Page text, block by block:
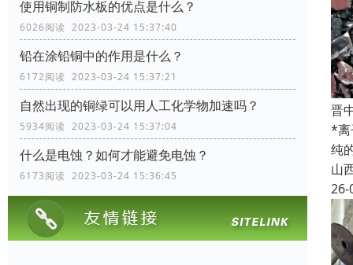
使用铜制防水板的优点是什么？
6026阅读 2023-03-24 15:37:40
铅在涂铅铜中的作用是什么？
6172阅读 2023-03-24 15:37:21
自然出现的铜绿可以用人工化学物加速吗？
5934阅读 2023-03-24 15:37:04
什么是电蚀？如何才能避免电蚀？
6173阅读 2023-03-24 15:36:45
晋
*离
纯
山
26-